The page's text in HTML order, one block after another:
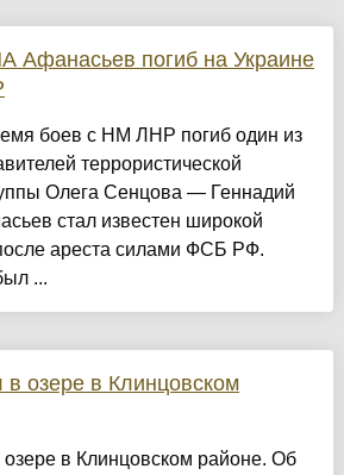
Афанасьев погиб на Украине
боев с НМ ЛНР погиб один из
террористической
Олега Сенцова — Геннадий
стал известен широкой
ареста силами ФСБ РФ.
...
в озере в Клинцовском
в Клинцовском районе. Об